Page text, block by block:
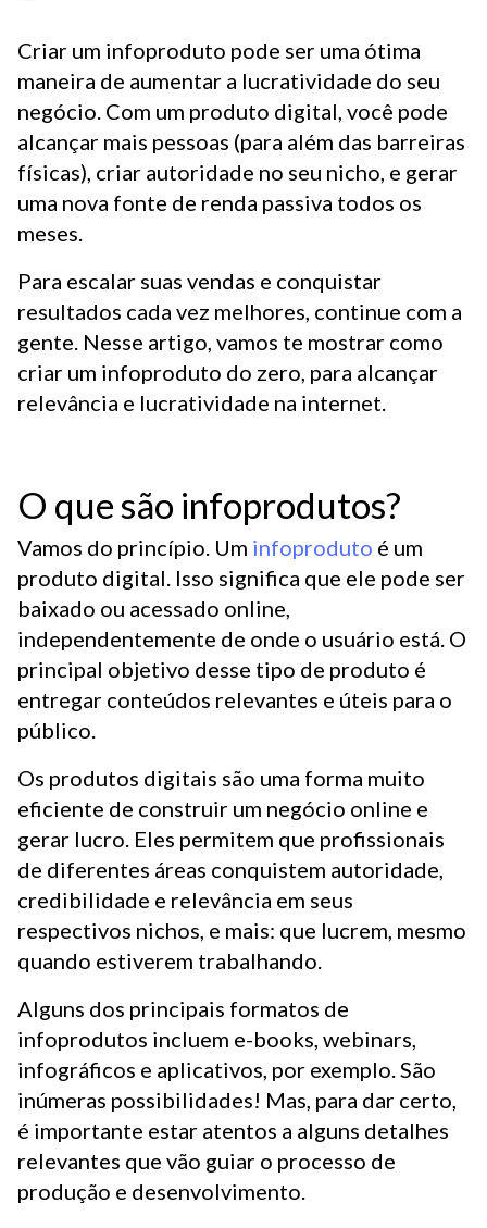
Criar um infoproduto pode ser uma ótima
maneira de aumentar a lucratividade do seu
negócio. Com um produto digital, você pode
alcançar mais pessoas (para além das barreiras
físicas), criar autoridade no seu nicho, e gerar
uma nova fonte de renda passiva todos os
meses.
Para escalar suas vendas e conquistar
resultados cada vez melhores, continue com a
gente. Nesse artigo, vamos te mostrar como
criar um infoproduto do zero, para alcançar
relevância e lucratividade na internet.
O que são infoprodutos?
Vamos do princípio. Um infoproduto é um
produto digital. Isso significa que ele pode ser
baixado ou acessado online,
independentemente de onde o usuário está. O
principal objetivo desse tipo de produto é
entregar conteúdos relevantes e úteis para o
público.
Os produtos digitais são uma forma muito
eficiente de construir um negócio online e
gerar lucro. Eles permitem que profissionais
de diferentes áreas conquistem autoridade,
credibilidade e relevância em seus
respectivos nichos, e mais: que lucrem, mesmo
quando estiverem trabalhando.
Alguns dos principais formatos de
infoprodutos incluem e-books, webinars,
infográficos e aplicativos, por exemplo. São
inúmeras possibilidades! Mas, para dar certo,
é importante estar atentos a alguns detalhes
relevantes que vão guiar o processo de
produção e desenvolvimento.